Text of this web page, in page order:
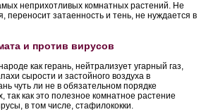
неприхотливых комнатных растений. Не
переносит затаенность и тень, не нуждается в
и против вирусов
как герань, нейтрализует угарный газ,
сырости и застойного воздуха в
чуть ли не в обязательном порядке
так как это полезное комнатное растение
в том числе, стафилококки.